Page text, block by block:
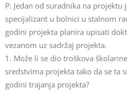
P: Jedan od suradnika na projektu
specijalizant u bolnici u stalnom
godini projekta planira upisati
vezanom uz sadržaj projekta.
1. Može li se dio troškova
sredstvima projekta tako da se ta
godini trajanja projekta?